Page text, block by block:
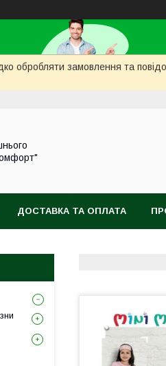
обробляти замовлення та
ДОСТАВКА ТА ОПЛАТА